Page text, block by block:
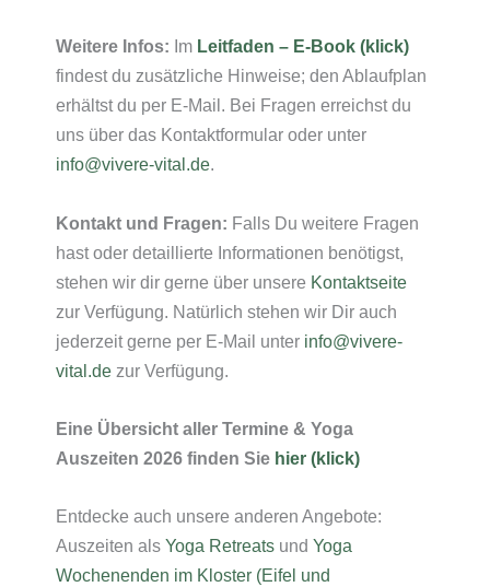
Weitere Infos: Im Leitfaden – E-Book (klick)
findest du zusätzliche Hinweise; den Ablaufplan
erhältst du per E-Mail. Bei Fragen erreichst du
uns über das Kontaktformular oder unter
info@vivere-vital.de.
Kontakt und Fragen: Falls Du weitere Fragen
hast oder detaillierte Informationen benötigst,
stehen wir dir gerne über unsere Kontaktseite
zur Verfügung. Natürlich stehen wir Dir auch
jederzeit gerne per E-Mail unter info@vivere-
vital.de zur Verfügung.
Eine Übersicht aller Termine & Yoga
Auszeiten 2026 finden Sie hier (klick)
Entdecke auch unsere anderen Angebote:
Auszeiten als Yoga Retreats und Yoga
Wochenenden im Kloster (Eifel und